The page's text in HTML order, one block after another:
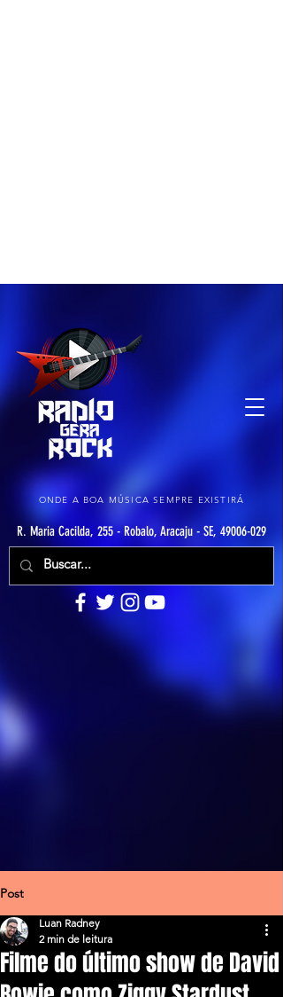
ONDE A BOA MÚSICA SEMPRE EXISTIRÁ
R. Maria Cacilda, 255 - Robalo, Aracaju - SE, 49006-029
Post
Filme do último show de David
Luan Radney
2 min de leitura